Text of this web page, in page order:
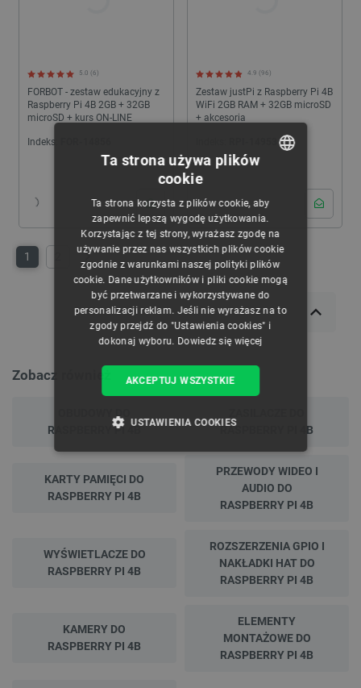
FORBOT - zestaw edukacyjny z
Raspberry Pi 4B 2GB + 32GB
microSD + kurs ON-LINE
5.0 (6)
Indeks:
Zestaw justPi z Raspberry Pi 4B
WiFi 2GB RAM + 32GB microSD
+ akcesoria
4.9 (96)
1 Następny
Zobacz również
RASPBERRY PI 4B
RASPBERRY PI 4B
KARTY PAMIĘCI DO
RASPBERRY PI 4B
PRZEWODY WIDEO I
AUDIO DO
RASPBERRY PI 4B
WYŚWIETLACZE DO
RASPBERRY PI 4B
ROZSZERZENIA GPIO I
NAKŁADKI HAT DO
RASPBERRY PI 4B
KAMERY DO
RASPBERRY PI 4B
ELEMENTY
MONTAŻOWE DO
RASPBERRY PI 4B
CZECH
ENGLISH
GERMAN
Ta strona używa plików
cookie
Ta strona korzysta z plików cookie, aby
zapewnić lepszą wygodę użytkowania.
Korzystając z tej strony, wyrażasz zgodę na
używanie przez nas wszystkich plików cookie
zgodnie z warunkami naszej polityki plików
cookie. Dane użytkowników i pliki cookie mogą
być przetwarzane i wykorzystywane do
personalizacji reklam. Jeśli nie wyrażasz na to
zgody przejdź do "Ustawienia cookies" i
dokonaj wyboru. Dowiedz się więcej
AKCEPTUJ WSZYSTKIE
USTAWIENIA COOKIES
TARGETOWANIE
Niezbędne pliki cookie umożliwiają korzystanie z